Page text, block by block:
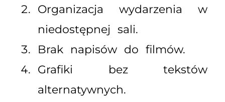
Organizacja wydarzenia w
niedostępnej sali.
Brak napisów do filmów.
Grafiki bez tekstów
alternatywnych.